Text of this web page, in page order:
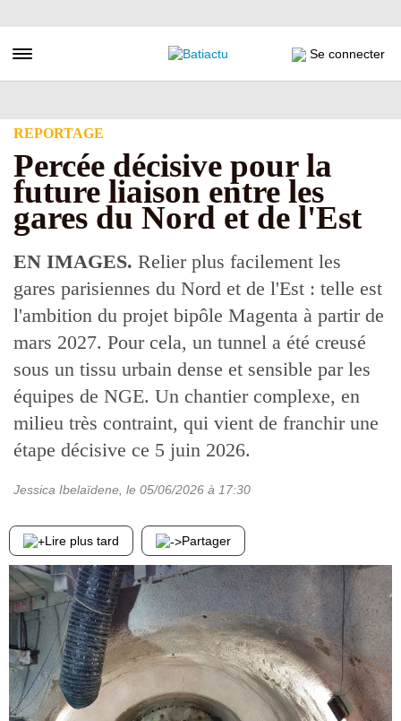
au
principal
Toggle navigation Se connecter
REPORTAGE
Percée décisive pour la
future liaison entre les
gares du Nord et de l'Est
EN IMAGES. Relier plus facilement les
gares parisiennes du Nord et de l'Est : telle est
l'ambition du projet bipôle Magenta à partir de
mars 2027. Pour cela, un tunnel a été creusé
sous un tissu urbain dense et sensible par les
équipes de NGE. Un chantier complexe, en
milieu très contraint, qui vient de franchir une
étape décisive ce 5 juin 2026.
Jessica Ibelaïdene , le 05/06/2026 à 17:30
Lire plus tard Partager